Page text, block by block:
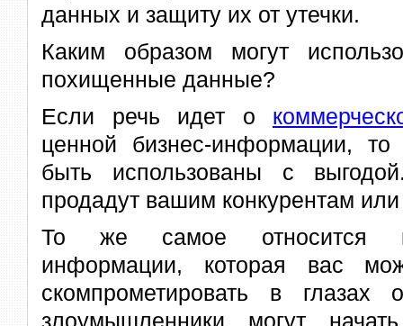
данных и защиту их от утечки.
Каким образом могут
похищенные данные?
Если речь идет о
ценной бизнес-информации, то
быть использованы с
продадут вашим конкурентам
То же самое относится к
информации, которая вас
скомпрометировать в глазах
злоумышленники могут